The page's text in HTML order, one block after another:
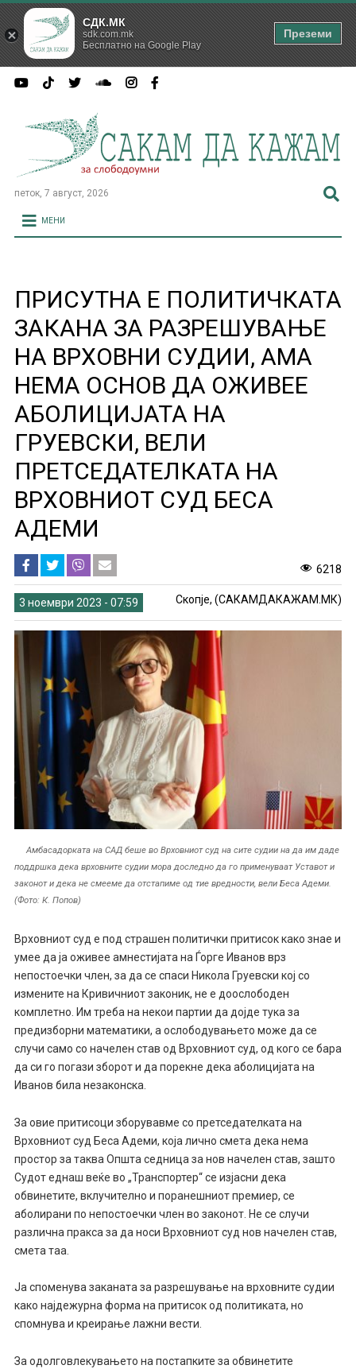
петок, 7 август, 2026
МЕНИ
ПРИСУТНА Е ПОЛИТИЧКАТА
ЗАКАНА ЗА РАЗРЕШУВАЊЕ
НА ВРХОВНИ СУДИИ, АМА
НЕМА ОСНОВ ДА ОЖИВЕЕ
АБОЛИЦИЈАТА НА
ГРУЕВСКИ, ВЕЛИ
ПРЕТСЕДАТЕЛКАТА НА
ВРХОВНИОТ СУД БЕСА
АДЕМИ
6218
3 ноември 2023 - 07:59 Скопје, (САКАМДАКАЖАМ.МК)
Амбасадорката на САД беше во Врховниот суд на сите судии на да им даде
поддршка дека врховните судии мора доследно да го применуваат Уставот и
законот и дека не смееме да отстапиме од тие вредности, вели Беса Адеми.
(Фото: К. Попов)
Врховниот суд е под страшен политички притисок како знае и
умее да ја оживее амнестијата на Ѓорге Иванов врз
непостоечки член, за да се спаси Никола Груевски кој со
измените на Кривичниот законик, не е доослободен
комплетно. Им треба на некои партии да дојде тука за
предизборни математики, а ослободувањето може да се
случи само со начелен став од Врховниот суд, од кого се бара
да си го погази зборот и да порекне дека аболицијата на
Иванов била незаконска.
За овие притисоци зборувавме со претседателката на
Врховниот суд Беса Адеми, која лично смета дека нема
простор за таква Општа седница за нов начелен став, зашто
Судот еднаш веќе во „Транспортер“ се изјасни дека
обвинетите, вклучително и поранешниот премиер, се
аболирани по непостоечки член во законот. Не се случи
различна пракса за да носи Врховниот суд нов начелен став,
смета таа.
Ја споменува заканата за разрешување на врховните судии
како најдежурна форма на притисок од политиката, но
спомнува и креирање лажни вести.
За одолговлекувањето на постапките за обвинетите
СДК.МК
sdk.com.mk
Бесплатно на Google Play
Преземи